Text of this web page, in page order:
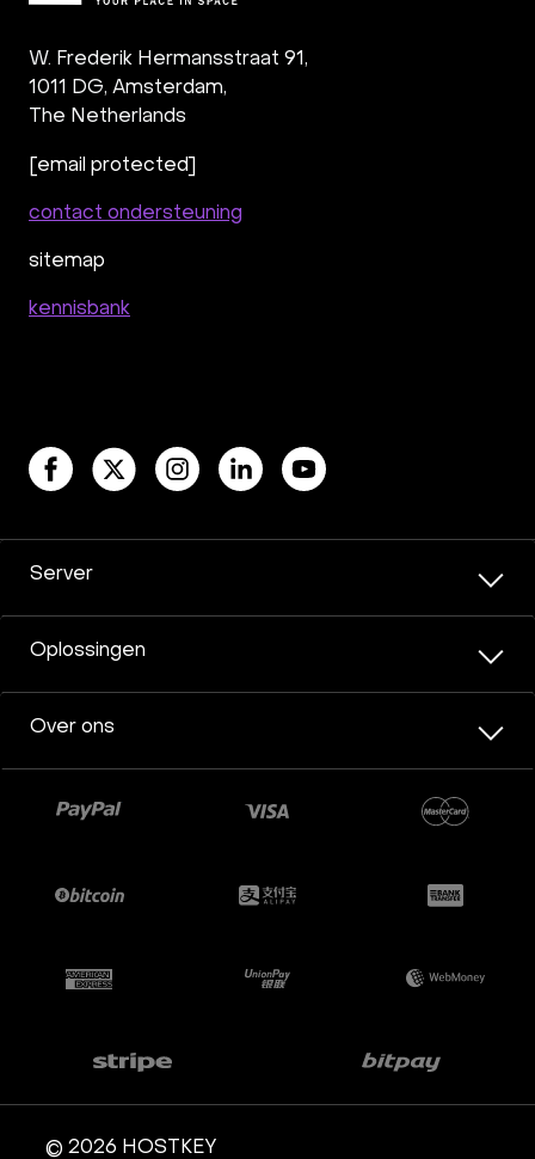
W. Frederik Hermansstraat 91,
1011 DG, Amsterdam,
The Netherlands
[email protected]
contact ondersteuning
sitemap
kennisbank
Server
Oplossingen
Over ons
© 2026 HOSTKEY